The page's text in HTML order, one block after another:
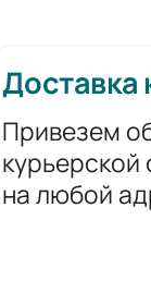
Доставка
Привезем
курьерской
на любой